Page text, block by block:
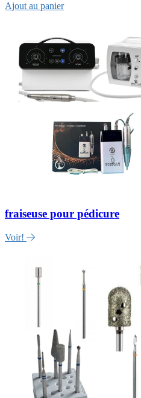
Ajout au panier
fraiseuse pour pédicure
Voir!